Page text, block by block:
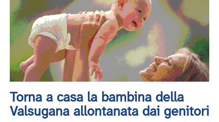
Torna a casa la bambina della
Valsugana allontanata dai genitori